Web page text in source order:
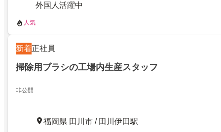
外国人活躍中
人気
新着正社員
掃除用ブラシの工場内生産スタッフ
非公開
福岡県 田川市 / 田川伊田駅